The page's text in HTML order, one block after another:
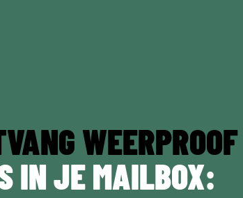
WEERPROOF
IN JE MAILBOX: